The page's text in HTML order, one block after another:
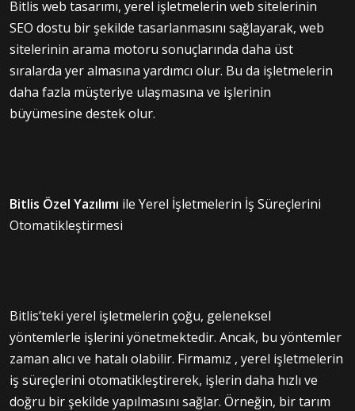
Bitlis web tasarımı, yerel işletmelerin web sitelerinin
SEO dostu bir şekilde tasarlanmasını sağlayarak, web
sitelerinin arama motoru sonuçlarında daha üst
sıralarda yer almasına yardımcı olur. Bu da işletmelerin
daha fazla müşteriye ulaşmasına ve işlerinin
büyümesine destek olur.
Bitlis Özel Yazılımı ile Yerel İşletmelerin İş Süreçlerini
Otomatikleştirmesi
Bitlis’teki yerel işletmelerin çoğu, geleneksel
yöntemlerle işlerini yönetmektedir. Ancak, bu yöntemler
zaman alıcı ve hatalı olabilir. Firmamız , yerel işletmelerin
iş süreçlerini otomatikleştirerek, işlerin daha hızlı ve
doğru bir şekilde yapılmasını sağlar. Örneğin, bir tarım